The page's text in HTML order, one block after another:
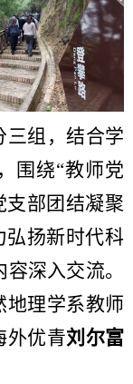
三组，结合学
围绕“教师党
支部团结凝聚
弘扬新时代科
深入交流。
地理学系教师
外优青刘尔富